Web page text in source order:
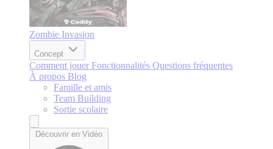
Zombie Invasion
Concept
Comment jouer Fonctionnalités Questions fréquentes
À propos Blog
Famille et amis
Team Building
Sortie scolaire
Découvrir en Vidéo